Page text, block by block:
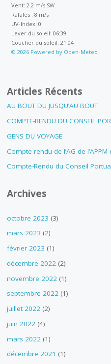
Vent: 2.2 m/s SW
Rafales : 8 m/s
UV-Index: 0
Lever du soleil: 06:39
Coucher du soleil: 21:04
© 2026 Powered by Open-Meteo
Articles Récents
AU BOUT DU JUSQU’AU BOUT
COMPTE-RENDU DU CONSEIL
GENS DU VOYAGE
Compte-rendu de l’AG de
Compte-Rendu du Conseil
Archives
octobre 2023 (3)
mars 2023 (2)
février 2023 (1)
décembre 2022(2)
novembre 2022 (1)
septembre 2022(1)
juillet 2022(2)
juin 2022(4)
mars 2022 (1)
décembre 2021 (1)